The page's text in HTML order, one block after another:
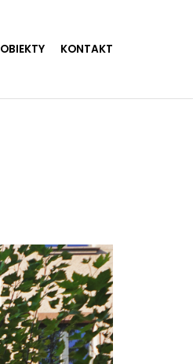
OBIEKTY KONTAKT